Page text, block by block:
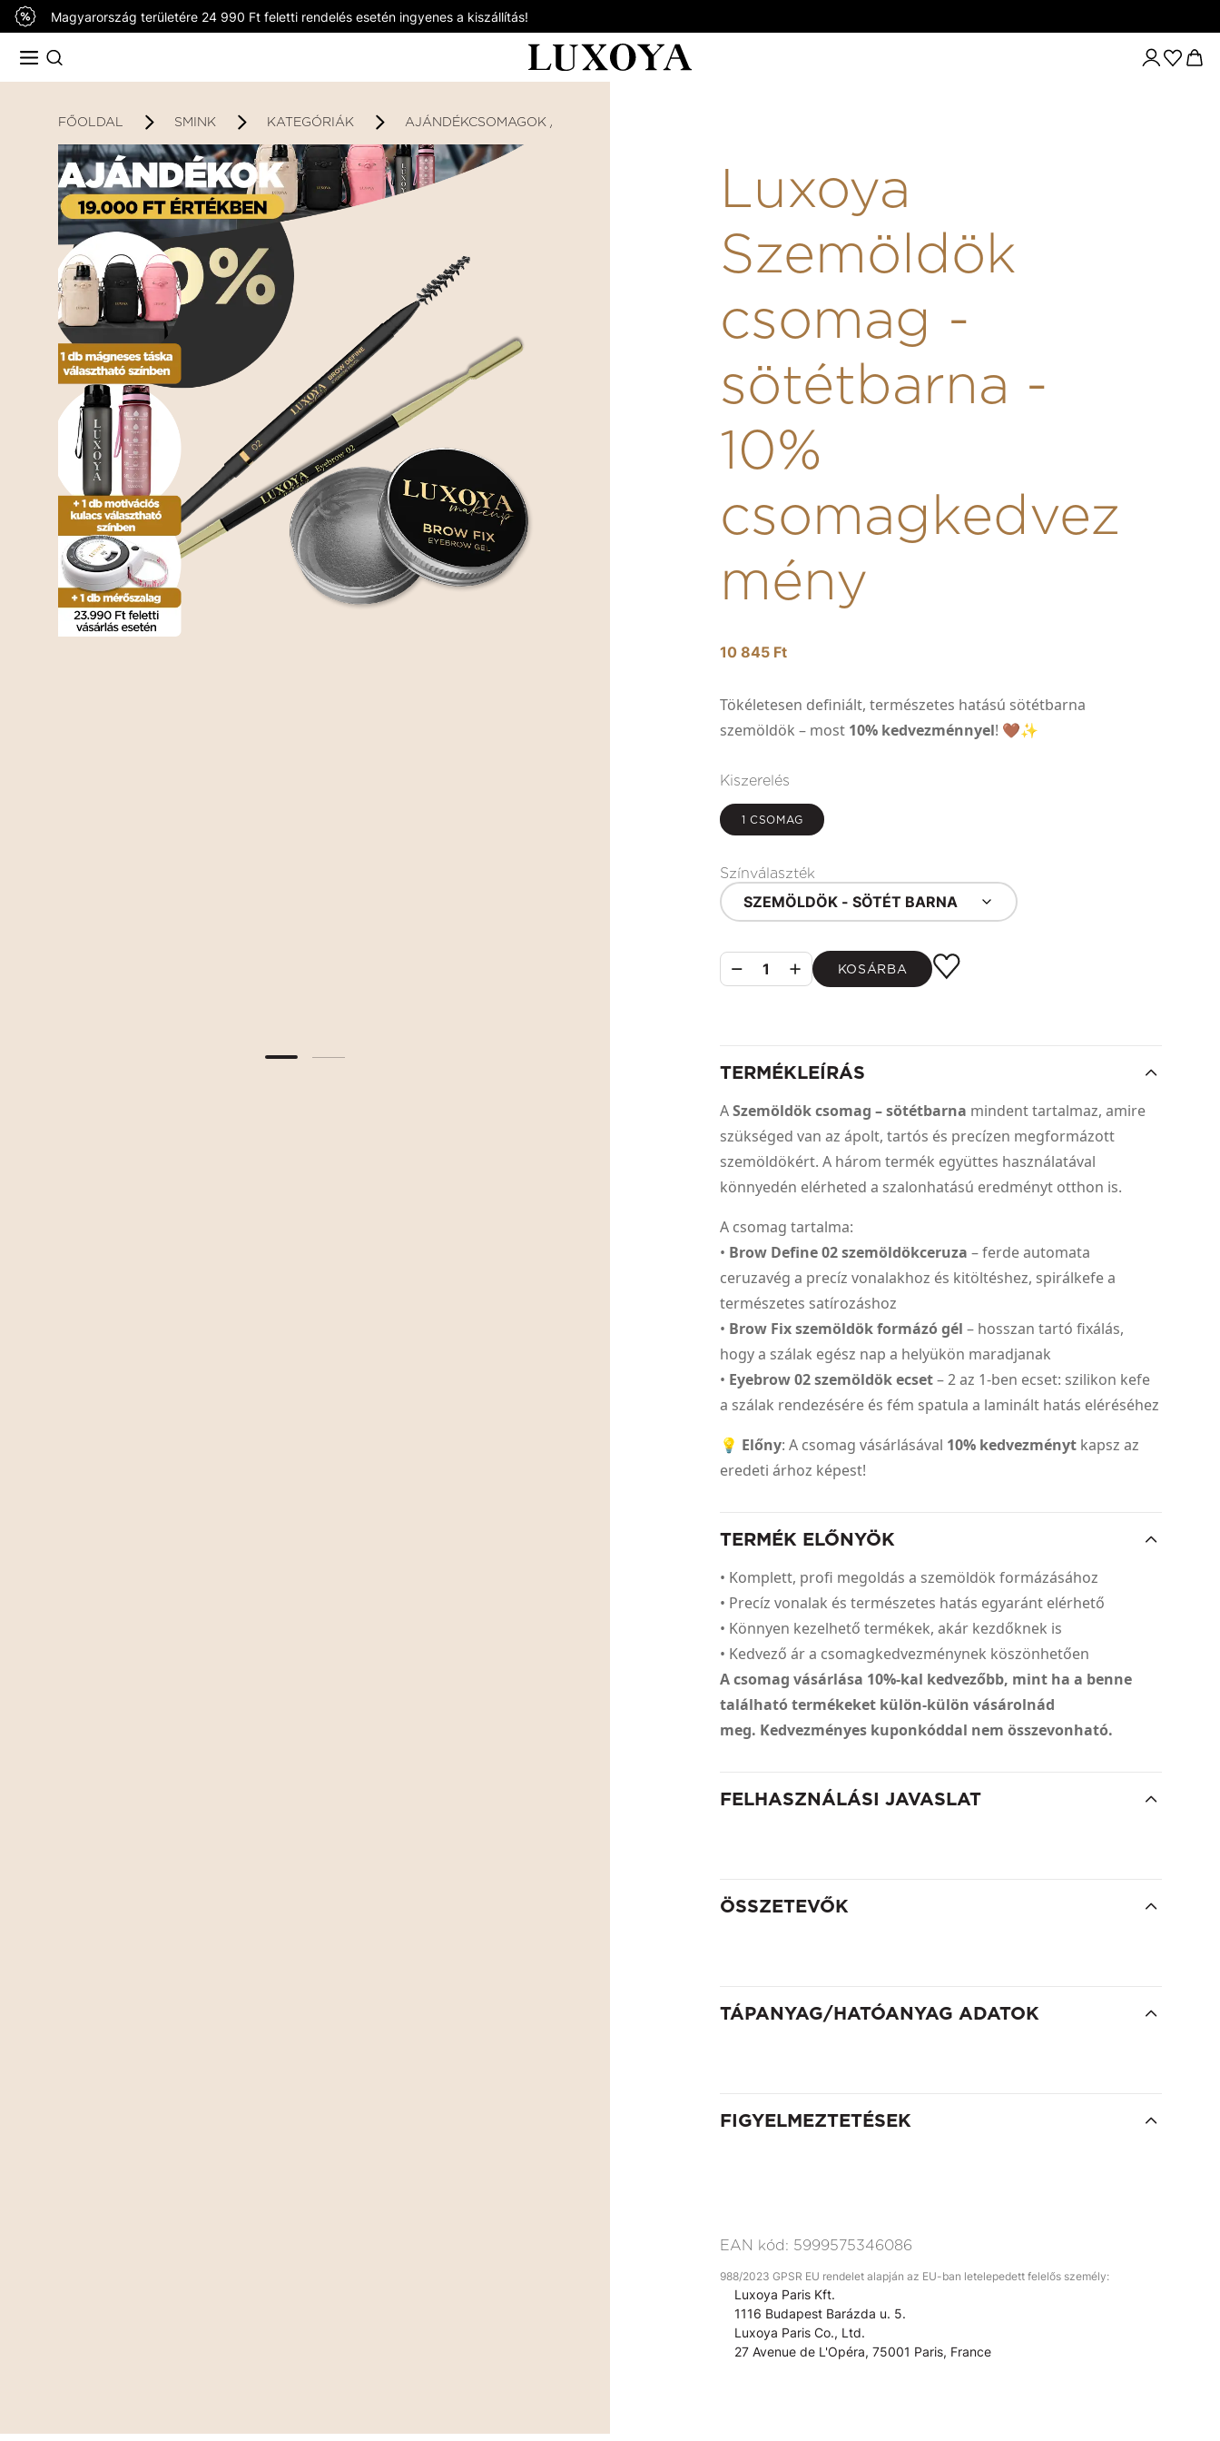
Magyarország területére 24 990 Ft feletti rendelés esetén ingyenes a kiszállítás!
FŐOLDAL SMINK KATEGÓRIÁK AJÁNDÉKCSOMAGOK / AJÁNDÉKKÁRTYÁK
Luxoya
Szemöldök
csomag -
sötétbarna -
10%
csomagkedvez
mény
10 845 Ft
Tökéletesen definiált, természetes hatású sötétbarna
szemöldök – most 10% kedvezménnyel! 🤎✨
Kiszerelés
1 CSOMAG
Színválaszték
SZEMÖLDÖK - SÖTÉT BARNA
1 KOSÁRBA
TERMÉKLEÍRÁS
ASzemöldök csomag – sötétbarna mindent tartalmaz, amire
szükséged van az ápolt, tartós és precízen megformázott
szemöldökért. A három termék együttes használatával
könnyedén elérheted a szalonhatású eredményt otthon is.
A csomag tartalma:
• Brow Define 02 szemöldökceruza – ferde automata
ceruzavég a precíz vonalakhoz és kitöltéshez, spirálkefe a
természetes satírozáshoz
• Brow Fix szemöldök formázó gél – hosszan tartó fixálás,
hogy a szálak egész nap a helyükön maradjanak
• Eyebrow 02 szemöldök ecset– 2 az 1-ben ecset: szilikon kefe
a szálak rendezésére és fém spatula a laminált hatás eléréséhez
💡 Előny: A csomag vásárlásával 10% kedvezményt kapsz az
eredeti árhoz képest!
TERMÉK ELŐNYÖK
• Komplett, profi megoldás a szemöldök formázásához
• Precíz vonalak és természetes hatás egyaránt elérhető
• Könnyen kezelhető termékek, akár kezdőknek is
• Kedvező ár a csomagkedvezménynek köszönhetően
A csomag vásárlása 10%-kal kedvezőbb, mint ha a benne
található termékeket külön-külön vásárolnád
meg. Kedvezményes kuponkóddal nem összevonható.
FELHASZNÁLÁSI JAVASLAT
ÖSSZETEVŐK
TÁPANYAG/HATÓANYAG ADATOK
FIGYELMEZTETÉSEK
EAN kód: 5999575346086
988/2023 GPSR EU rendelet alapján az EU-ban letelepedett felelős személy:
Luxoya Paris Kft.
1116 Budapest Barázda u. 5.
Luxoya Paris Co., Ltd.
27 Avenue de L'Opéra, 75001 Paris, France